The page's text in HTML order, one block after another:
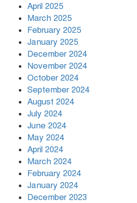
April 2025
March 2025
February 2025
January 2025
December 2024
November 2024
October 2024
September 2024
August 2024
July 2024
June 2024
May 2024
April 2024
March 2024
February 2024
January 2024
December 2023